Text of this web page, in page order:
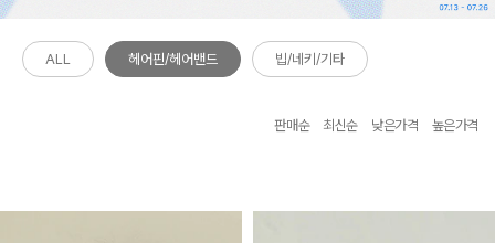
ALL 헤어핀/헤어밴드 빕/네키/기타
판매순 최신순 낮은가격 높은가격